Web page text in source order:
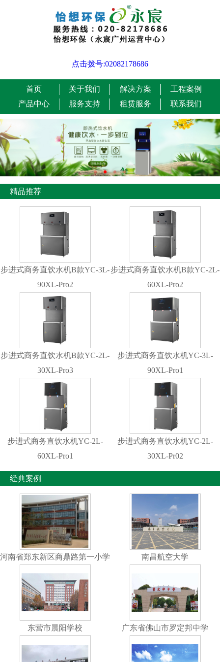
点击拨号:02082178686
首页 关于我们 解决方案
工程案例
产品中心
服务支持 租赁服务 联系我们
精品推荐
步进式商务直饮水机B款YC-3L-
90XL-Pro2
步进式商务直饮水机B款YC-2L-
60XL-Pro2
步进式商务直饮水机B款YC-2L-
30XL-Pro3
步进式商务直饮水机YC-3L-
90XL-Pro1
步进式商务直饮水机YC-2L-
60XL-Pro1
步进式商务直饮水机YC-2L-
30XL-Pr02
经典案例
河南省郑东新区商鼎路第一小学 南昌航空大学
东营市晨阳学校 广东省佛山市罗定邦中学